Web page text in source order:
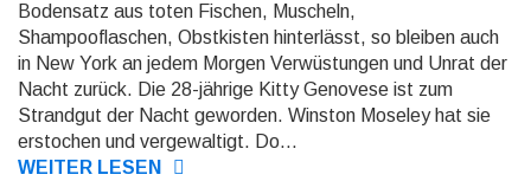
Bodensatz aus toten Fischen, Muscheln,
Shampooflaschen, Obstkisten hinterlässt, so bleiben auch
in New York an jedem Morgen Verwüstungen und Unrat der
Nacht zurück. Die 28-jährige Kitty Genovese ist zum
Strandgut der Nacht geworden. Winston Moseley hat sie
erstochen und vergewaltigt. Do...
WEITER LESEN